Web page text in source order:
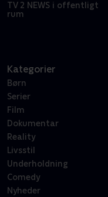
TV 2 NEWS i offentligt
rum
Kategorier
Børn
Serier
Film
Dokumentar
Reality
Livsstil
Underholdning
Comedy
Nyheder